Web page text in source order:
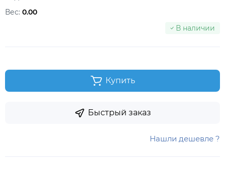
В наличии
Вес: 0.00
Купить
Быстрый заказ
Нашли дешевле ?